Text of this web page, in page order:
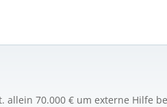
allein 70.000 € um externe Hilfe